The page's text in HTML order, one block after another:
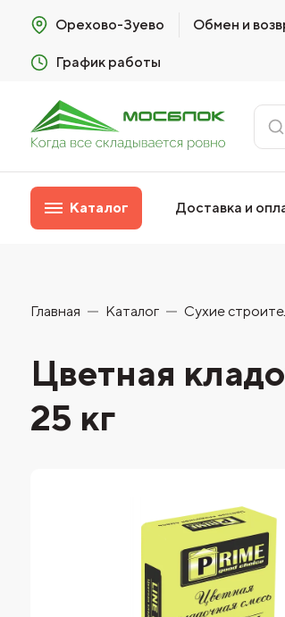
Орехово-Зуево Обмен и
График работы
Каталог Доставка и
Главная Каталог Сухие
Цветная
25 кг